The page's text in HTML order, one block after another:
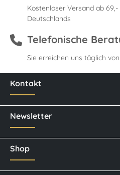
Kostenloser Versand ab
Deutschlands
Telefonische
Sie erreichen uns täglich
Kontakt
Newsletter
Shop